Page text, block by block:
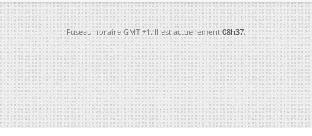
Fuseau horaire GMT +1. Il est actuellement08h37.